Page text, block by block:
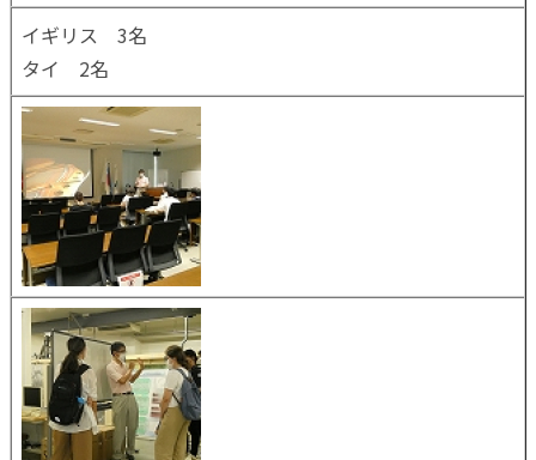
イギリス 3名
タイ 2名